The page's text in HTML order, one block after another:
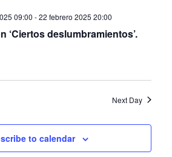
09:00 -22 febrero 2025 20:00
‘Ciertos deslumbramientos’.
Next Day
to calendar